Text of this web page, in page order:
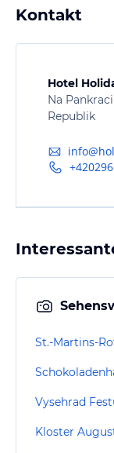
Kontakt
Hotel
Na
Republik
St.-Martins-
Vysehrad
Kloster